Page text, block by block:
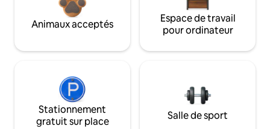
Animaux acceptés
Espace de travail
pour ordinateur
Stationnement
gratuit sur place
Salle de sport